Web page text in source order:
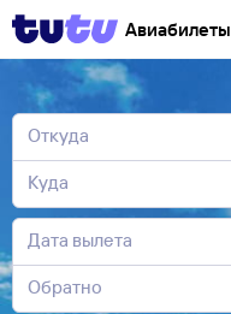
Авиабилеты